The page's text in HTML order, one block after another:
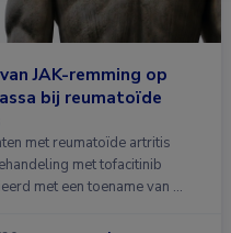
JAK-remming op
bij reumatoïde
met reumatoïde artritis
met tofacitinib
met een toename van …